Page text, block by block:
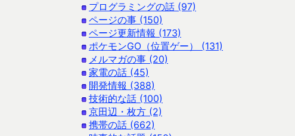
プログラミングの話 (97)
ページの事 (150)
ページ更新情報 (173)
ポケモンGO（位置ゲー） (131)
メルマガの事 (20)
家電の話 (45)
開発情報 (388)
技術的な話 (100)
京田辺・枚方 (2)
携帯の話 (662)